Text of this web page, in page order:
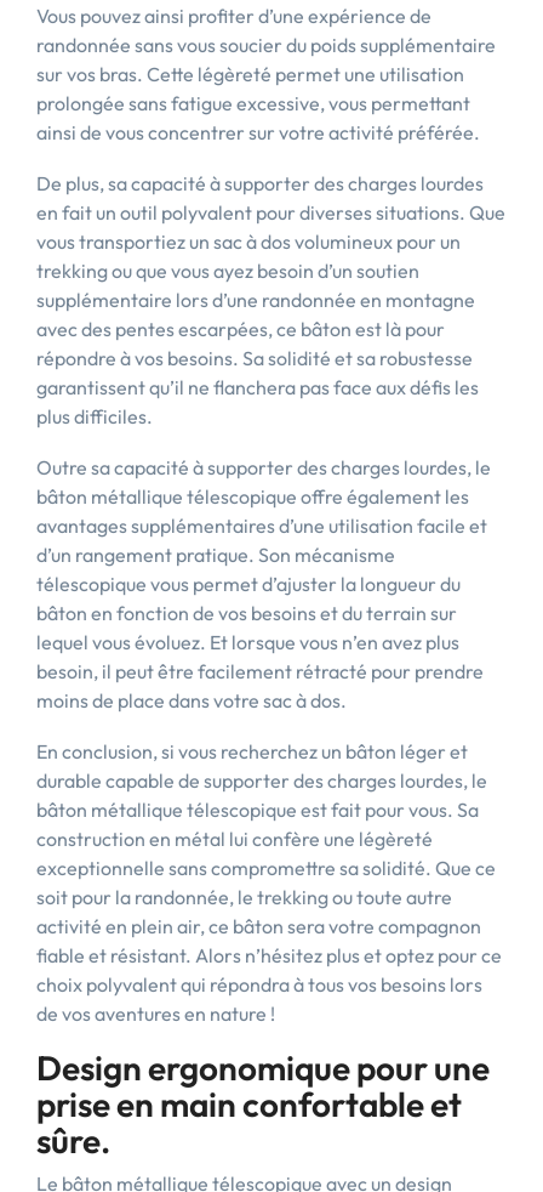
Vous pouvez ainsi profiter d’une expérience de
randonnée sans vous soucier du poids supplémentaire
sur vos bras. Cette légèreté permet une utilisation
prolongée sans fatigue excessive, vous permettant
ainsi de vous concentrer sur votre activité préférée.
De plus, sa capacité à supporter des charges lourdes
en fait un outil polyvalent pour diverses situations. Que
vous transportiez un sac à dos volumineux pour un
trekking ou que vous ayez besoin d’un soutien
supplémentaire lors d’une randonnée en montagne
avec des pentes escarpées, ce bâton est là pour
répondre à vos besoins. Sa solidité et sa robustesse
garantissent qu’il ne flanchera pas face aux défis les
plus difficiles.
Outre sa capacité à supporter des charges lourdes, le
bâton métallique télescopique offre également les
avantages supplémentaires d’une utilisation facile et
d’un rangement pratique. Son mécanisme
télescopique vous permet d’ajuster la longueur du
bâton en fonction de vos besoins et du terrain sur
lequel vous évoluez. Et lorsque vous n’en avez plus
besoin, il peut être facilement rétracté pour prendre
moins de place dans votre sac à dos.
En conclusion, si vous recherchez un bâton léger et
durable capable de supporter des charges lourdes, le
bâton métallique télescopique est fait pour vous. Sa
construction en métal lui confère une légèreté
exceptionnelle sans compromettre sa solidité. Que ce
soit pour la randonnée, le trekking ou toute autre
activité en plein air, ce bâton sera votre compagnon
fiable et résistant. Alors n’hésitez plus et optez pour ce
choix polyvalent qui répondra à tous vos besoins lors
de vos aventures en nature !
Design ergonomique pour une
prise en main confortable et
sûre.
Le bâton métallique télescopique avec un design